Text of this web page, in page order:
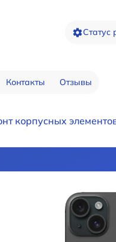
Статус
Контакты Отзывы
корпусных